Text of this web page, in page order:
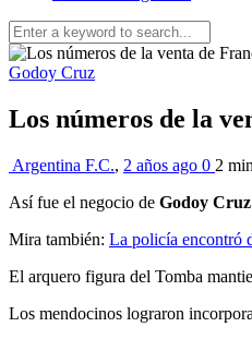
Godoy Cruz
Los números de la
Argentina F.C., 2 años ago 0 2 min
Así fue el negocio de Godoy Cruz
Mira también: La policía encontró
El arquero figura del Tomba
Los mendocinos lograron